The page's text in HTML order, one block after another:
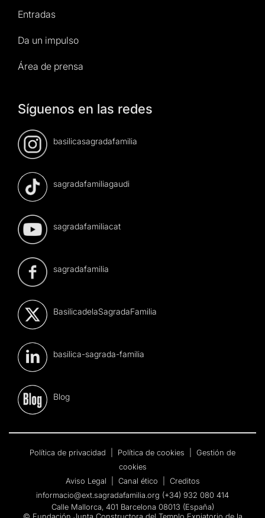
Entradas
Da un impulso
Área de prensa
Síguenos en las redes
basilicasagradafamilia
sagradafamiliagaudi
sagradafamiliacat
sagradafamilia
BasilicadelaSagradaFamilia
basilica-sagrada-familia
Blog
Política de privacidad Política de cookies
Gestión de
cookies
Aviso Legal
Canal ético
Creditos
informacio@ext.sagradafamilia.org (+34) 932 080 414
Calle Mallorca, 401 Barcelona 08013 (España)
© Fundación Junta Constructora del Templo Expiatorio de la